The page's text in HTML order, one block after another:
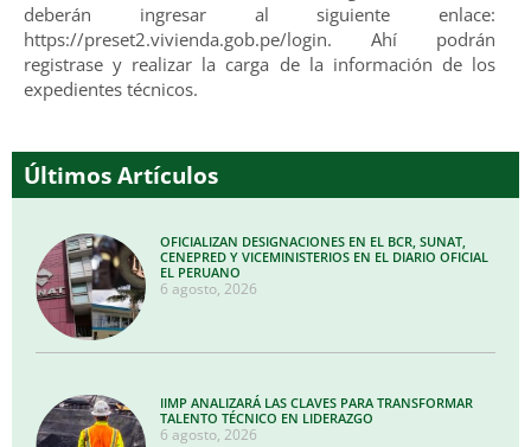
deberán ingresar al siguiente enlace:
https://preset2.vivienda.gob.pe/login. Ahí podrán
registrase y realizar la carga de la información de los
expedientes técnicos.
Últimos Artículos
OFICIALIZAN DESIGNACIONES EN EL BCR, SUNAT,
CENEPRED Y VICEMINISTERIOS EN EL DIARIO OFICIAL
EL PERUANO
6 agosto, 2026
IIMP ANALIZARÁ LAS CLAVES PARA TRANSFORMAR
TALENTO TÉCNICO EN LIDERAZGO
6 agosto, 2026